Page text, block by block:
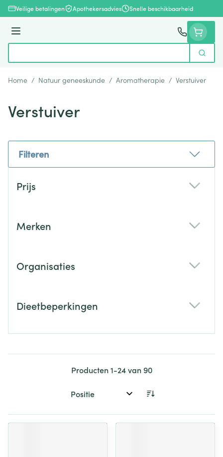
Ga naar de inhoud
Veilige betalingen Apothekersadvies Snelle beschikbaarheid
Menu
Zoek
Home / Natuur geneeskunde / Aromatherapie / Verstuiver
Verstuiver
Filteren
Prijs
Merken
Organisaties
Dieetbeperkingen
Producten1-24van90
Sorteer op: